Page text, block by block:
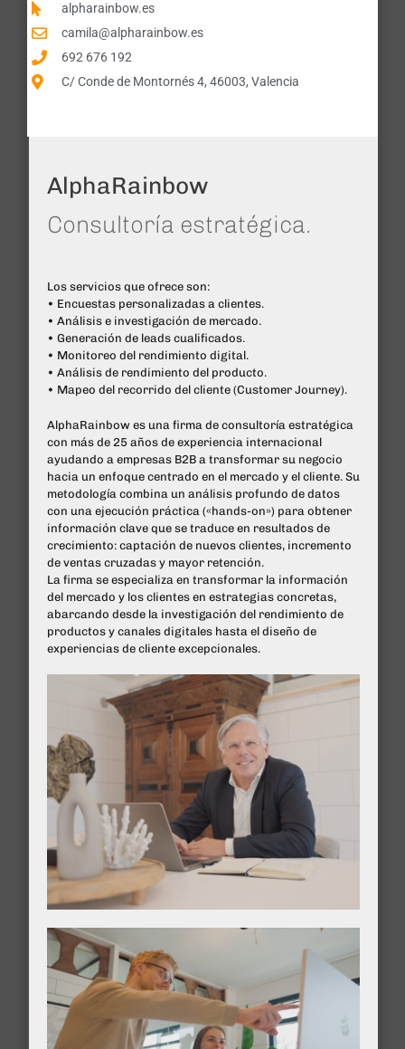
alpharainbow.es
camila@alpharainbow.es
692 676 192
C/ Conde de Montornés 4, 46003, Valencia
AlphaRainbow
Consultoría estratégica.
Los servicios que ofrece son:
• Encuestas personalizadas a clientes.
• Análisis e investigación de mercado.
• Generación de leads cualificados.
• Monitoreo del rendimiento digital.
• Análisis de rendimiento del producto.
• Mapeo del recorrido del cliente (Customer Journey).
AlphaRainbow es una firma de consultoría estratégica
con más de 25 años de experiencia internacional
ayudando a empresas B2B a transformar su negocio
hacia un enfoque centrado en el mercado y el cliente. Su
metodología combina un análisis profundo de datos
con una ejecución práctica («hands-on») para obtener
información clave que se traduce en resultados de
crecimiento: captación de nuevos clientes, incremento
de ventas cruzadas y mayor retención.
La firma se especializa en transformar la información
del mercado y los clientes en estrategias concretas,
abarcando desde la investigación del rendimiento de
productos y canales digitales hasta el diseño de
experiencias de cliente excepcionales.